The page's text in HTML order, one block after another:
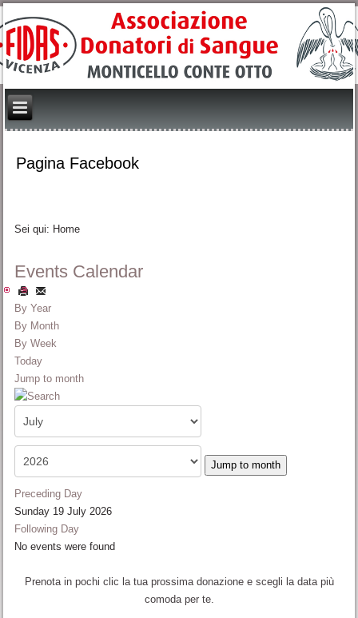
Pagina Facebook
Sei qui: Home
Events Calendar
By Year
By Month
By Week
Today
Jump to month
Jump to month
Preceding Day
Sunday 19 July 2026
Following Day
No events were found
Prenota in pochi clic la tua prossima donazione e scegli la data più
comoda per te.